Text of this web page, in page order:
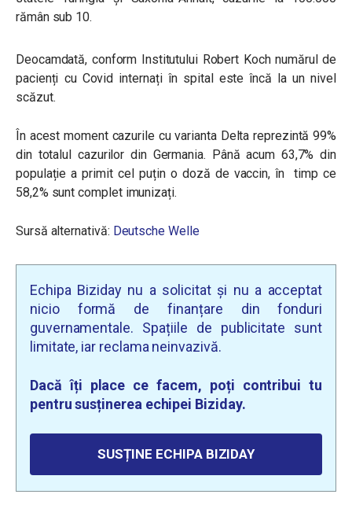
rămân sub 10.
Deocamdată, conform Institutului Robert Koch numărul de
pacienți cu Covid internați în spital este încă la un nivel
scăzut.
În acest moment cazurile cu varianta Delta reprezintă 99%
din totalul cazurilor din Germania. Până acum 63,7% din
populație a primit cel puțin o doză de vaccin, în timp ce
58,2% sunt complet imunizați.
Sursă alternativă: Deutsche Welle
Echipa Biziday nu a solicitat și nu a acceptat
nicio formă de finanțare din fonduri
guvernamentale. Spațiile de publicitate sunt
limitate, iar reclama neinvazivă.
Dacă îți place ce facem, poți contribui tu
pentru susținerea echipei Biziday.
SUSȚINE ECHIPA BIZIDAY